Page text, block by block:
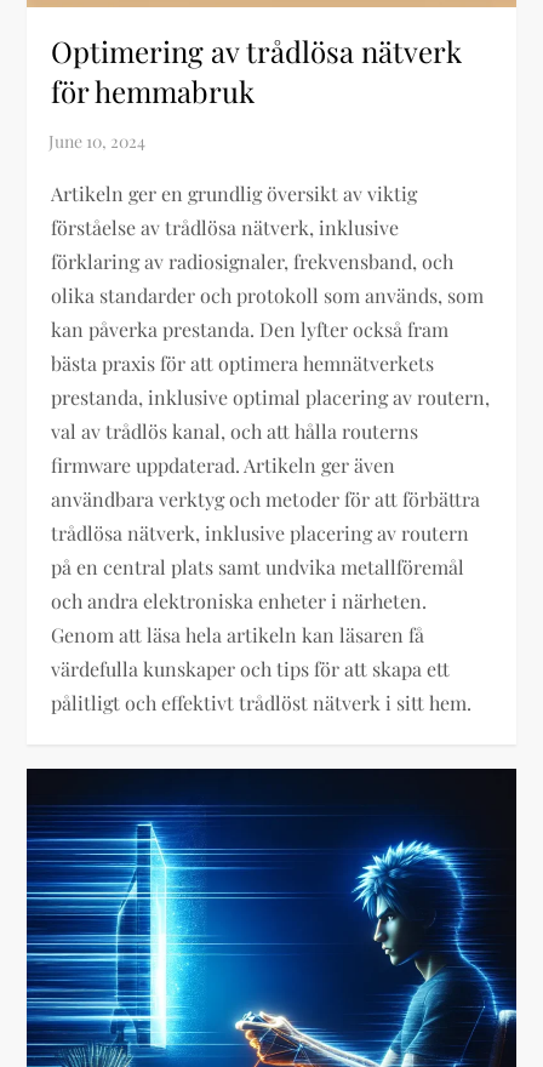
Optimering av trådlösa nätverk
för hemmabruk
Artikeln ger en grundlig översikt av viktig
förståelse av trådlösa nätverk, inklusive
förklaring av radiosignaler, frekvensband, och
olika standarder och protokoll som används, som
kan påverka prestanda. Den lyfter också fram
bästa praxis för att optimera hemnätverkets
prestanda, inklusive optimal placering av routern,
val av trådlös kanal, och att hålla routerns
firmware uppdaterad. Artikeln ger även
användbara verktyg och metoder för att förbättra
trådlösa nätverk, inklusive placering av routern
på en central plats samt undvika metallföremål
och andra elektroniska enheter i närheten.
Genom att läsa hela artikeln kan läsaren få
värdefulla kunskaper och tips för att skapa ett
pålitligt och effektivt trådlöst nätverk i sitt hem.